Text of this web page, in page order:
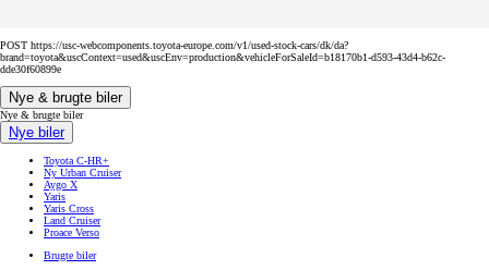
POST https://usc-webcomponents.toyota-europe.com/v1/used-stock-cars/dk/da?
brand=toyota&uscContext=used&uscEnv=production&vehicleForSaleId=b18170b1-d593-43d4-b62c-
dde30f60899e
Nye & brugte biler
Nye & brugte biler
Nye biler
Toyota C-HR+
Ny Urban Cruiser
Aygo X
Yaris
Yaris Cross
Land Cruiser
Proace Verso
Brugte biler